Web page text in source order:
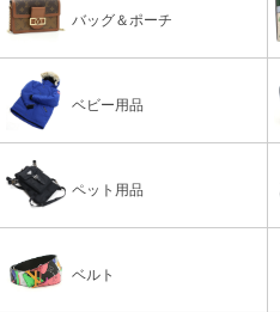
バッグ＆ポーチ
ベビー用品
ペット用品
ベルト